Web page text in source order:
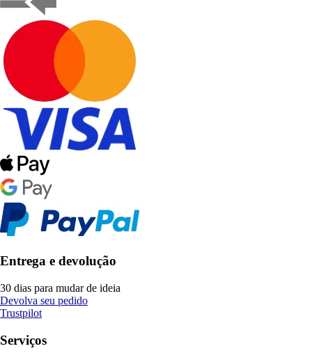
Entrega e devolução
30 dias para mudar de ideia
Devolva seu pedido
Trustpilot
Serviços